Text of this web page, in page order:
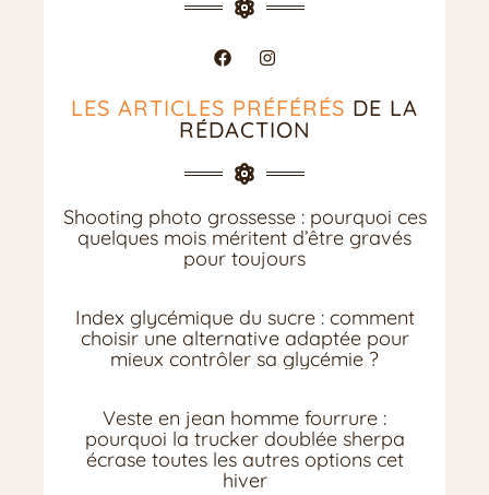
LES ARTICLES PRÉFÉRÉS DE LA
RÉDACTION
Shooting photo grossesse : pourquoi ces
quelques mois méritent d’être gravés
pour toujours
Index glycémique du sucre : comment
choisir une alternative adaptée pour
mieux contrôler sa glycémie ?
Veste en jean homme fourrure :
pourquoi la trucker doublée sherpa
écrase toutes les autres options cet
hiver